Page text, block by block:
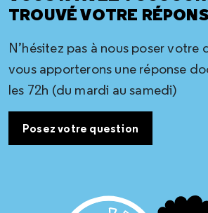
TROUVÉ VOTRE
N’hésitez pas à nous poser votre
vous apporterons une réponse
les 72h (du mardi au samedi)
Posez votre question